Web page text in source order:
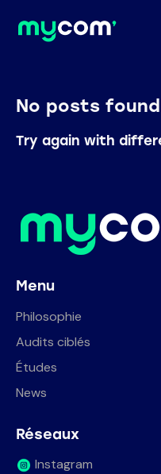
No posts
Try again with
Menu
Philosophie
Audits ciblés
Études
News
Réseaux
Instagram